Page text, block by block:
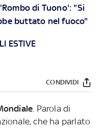
di Tuono': "Si
buttato nel fuoco"
ESTIVE
CONDIVIDI
. Parola di
che ha parlato